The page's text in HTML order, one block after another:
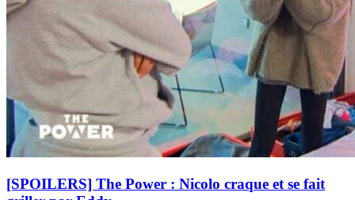
[SPOILERS] The Power : Nicolo craque et se fait